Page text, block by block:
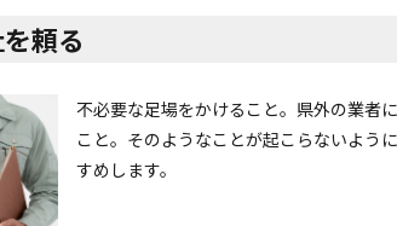
頼る
不必要な足場をかけること。県外の業者
こと。そのようなことが起こらないよう
すめします。